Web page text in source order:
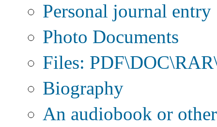
Personal journal entry
Photo Documents
Files:
Biography
An audiobook or